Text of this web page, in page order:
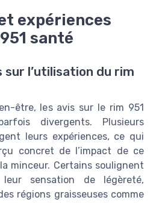
expériences
santé
l’utilisation du rim
être, les avis sur le rim 951
divergents. Plusieurs
leurs expériences, ce qui
concret de l’impact de ce
minceur. Certains soulignent
sensation de légèreté,
régions graisseuses comme